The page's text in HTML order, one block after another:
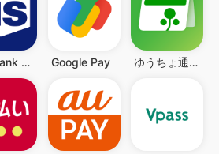
U.S. Bank Mobile Banking Google Pay ゆうちょ通帳アプリ-銀行の通帳アプリ